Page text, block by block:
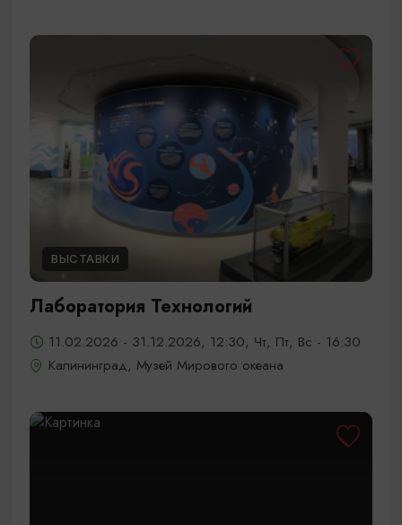
ВЫСТАВКИ
Лаборатория Технологий
11.02.2026 - 31.12.2026, 12:30, Чт, Пт, Вс - 16:30
Калининград, Музей Мирового океана